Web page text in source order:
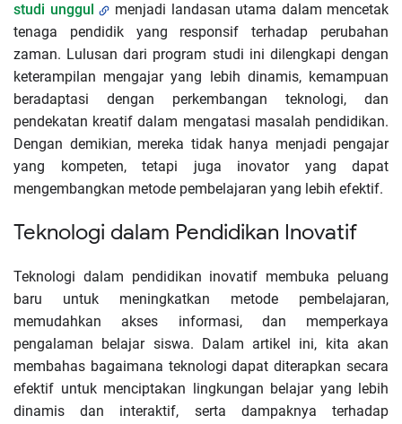
studi unggul
menjadi landasan utama dalam mencetak
tenaga pendidik yang responsif terhadap perubahan
zaman. Lulusan dari program studi ini dilengkapi dengan
keterampilan mengajar yang lebih dinamis, kemampuan
beradaptasi dengan perkembangan teknologi, dan
pendekatan kreatif dalam mengatasi masalah pendidikan.
Dengan demikian, mereka tidak hanya menjadi pengajar
yang kompeten, tetapi juga inovator yang dapat
mengembangkan metode pembelajaran yang lebih efektif.
Teknologi dalam Pendidikan Inovatif
Teknologi dalam pendidikan inovatif membuka peluang
baru untuk meningkatkan metode pembelajaran,
memudahkan akses informasi, dan memperkaya
pengalaman belajar siswa. Dalam artikel ini, kita akan
membahas bagaimana teknologi dapat diterapkan secara
efektif untuk menciptakan lingkungan belajar yang lebih
dinamis dan interaktif, serta dampaknya terhadap